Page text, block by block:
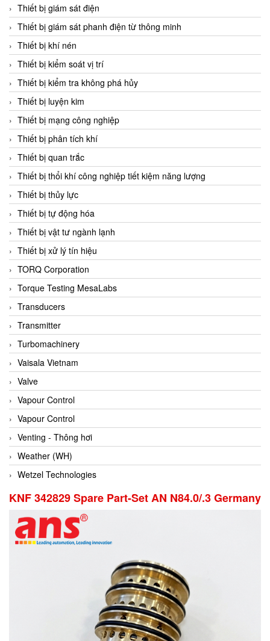
Chromalox
ChuanYi
CIC
Clage
Clake Fololo
Clark Cooper
CMC Ventilazione
Coax Valves Inc
Codel
Cofimco
Coltraco
Comat Releco
Comax
COMETECH VietNam
COMFILE Technology
Conch
Conductix/ WAMPFLER
Contrec
Contrinex
Control Solution Minesota
Copeland
Cortem
Cosa Xentaur
Cosil
Coulton
Crouzet
Crowcon
Crydom
CRYSOUND
Thiết bị giám sát điện
Thiết bị giám sát phanh điện từ thông minh
Thiết bị khí nén
Thiết bị kiểm soát vị trí
Thiết bị kiểm tra không phá hủy
Thiết bị luyện kim
Thiết bị mạng công nghiệp
Thiết bị phân tích khí
Thiết bị quan trắc
Thiết bị thổi khí công nghiệp tiết kiệm năng lượng
Thiết bị thủy lực
Thiết bị tự động hóa
Thiết bị vật tư ngành lạnh
Thiết bị xử lý tín hiệu
TORQ Corporation
Torque Testing MesaLabs
Transducers
Transmitter
Turbomachinery
Vaisala Vietnam
Valve
Vapour Control
Vapour Control
Venting - Thông hơi
Weather (WH)
Wetzel Technologies
KNF 342829 Spare Part-Set AN N84.0/.3 Germany